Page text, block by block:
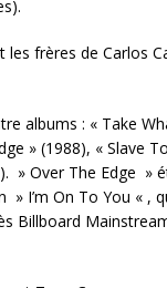
les frères de Carlos
albums : « Take
» (1988), « Slave
» Over The Edge »
» I’m On To You « ,
Billboard